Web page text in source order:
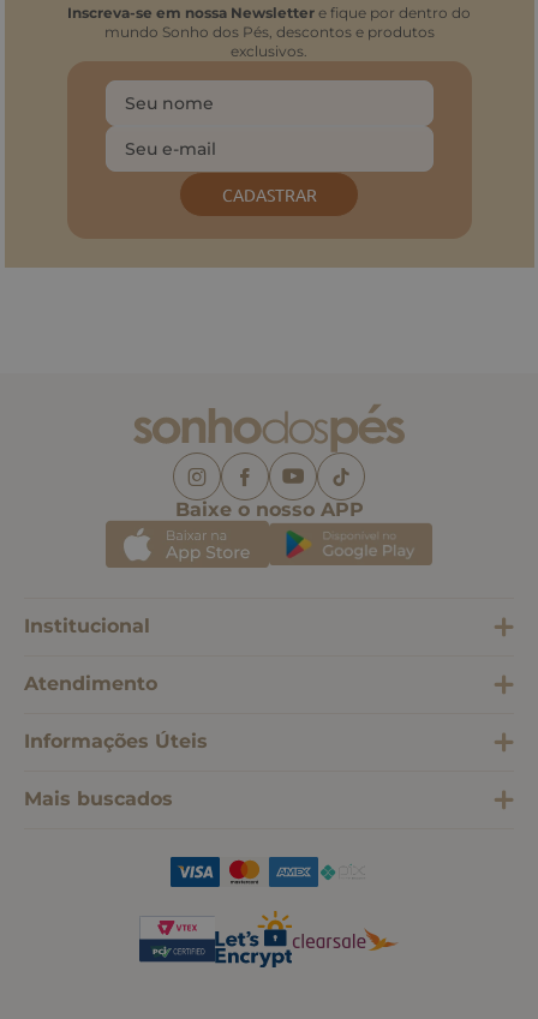
Inscreva-se em nossa Newsletter e fique por dentro do
mundo Sonho dos Pés, descontos e produtos
exclusivos.
CADASTRAR
Baixe o nosso APP
Institucional
Atendimento
Informações Úteis
Mais buscados